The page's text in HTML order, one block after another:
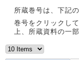
所蔵巻号は、下記
巻号をクリックし
上、所蔵資料の一